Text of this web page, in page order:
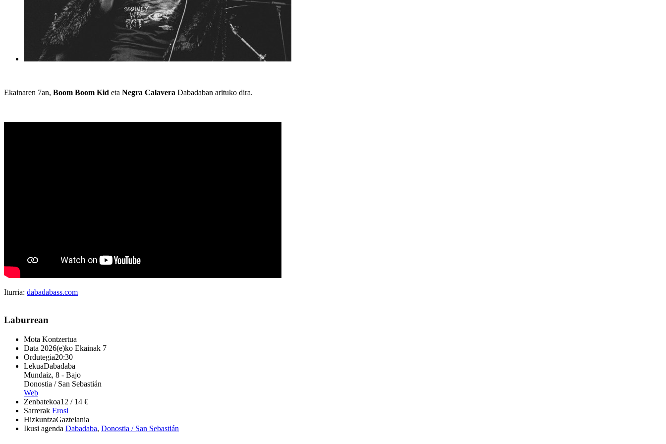
Ekainaren 7an, Boom Boom Kid eta Negra Calavera Dabadaban arituko dira.
Iturria: dabadabass.com
Laburrean
Mota Kontzertua
Data 2026(e)ko Ekainak 7
Ordutegia20:30
LekuaDabadaba
Mundaiz, 8 - Bajo
Donostia / San Sebastián
Web
Zenbatekoa12 / 14 €
Sarrerak Erosi
HizkuntzaGaztelania
Ikusi agenda Dabadaba, Donostia / San Sebastián